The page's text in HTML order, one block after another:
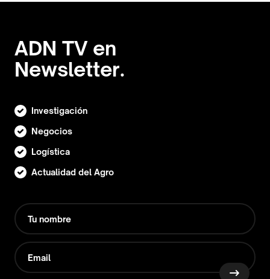
ADN TV en
Newsletter.
Investigación
Negocios
Logística
Actualidad del Agro